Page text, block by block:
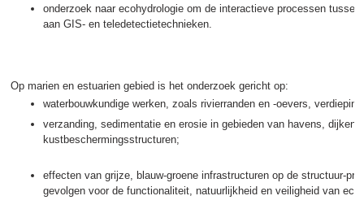
onderzoek naar ecohydrologie om de interactieve processen
aan GIS- en teledetectietechnieken.
Op marien en estuarien gebied is het onderzoek gericht op:
waterbouwkundige werken, zoals rivierranden en -oevers,
verzanding, sedimentatie en erosie in gebieden van havens, dijken,
kustbeschermingsstructuren;
effecten van grijze, blauw-groene infrastructuren op de structuur-
gevolgen voor de functionaliteit, natuurlijkheid en veiligheid van